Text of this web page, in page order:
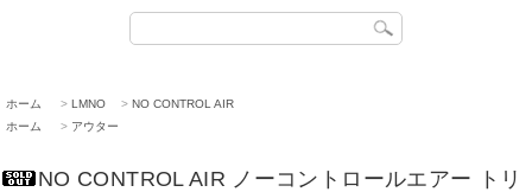
ホーム > LMNO > NO CONTROL AIR
ホーム
> アウター
NO CONTROL AIR ノーコントロールエアー トリ